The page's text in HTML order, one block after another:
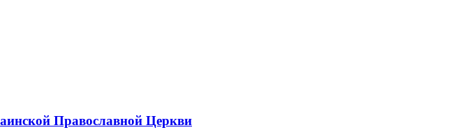
Православной Церкви